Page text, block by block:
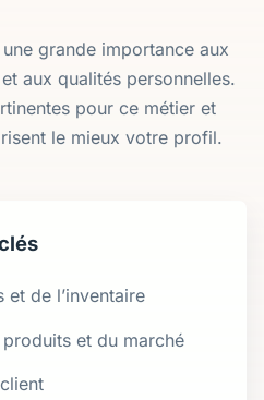
grande importance aux
aux qualités personnelles.
pour ce métier et
le mieux votre profil.
et de l’inventaire
et du marché